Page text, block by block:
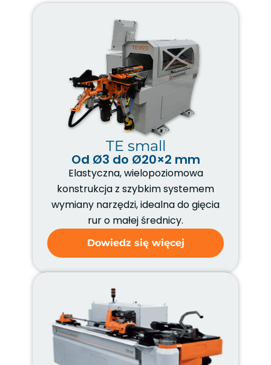
TE small
Od Ø3 do Ø20×2 mm
Elastyczna, wielopoziomowa
konstrukcja z szybkim systemem
wymiany narzędzi, idealna do gięcia
rur o małej średnicy.
Dowiedz się więcej